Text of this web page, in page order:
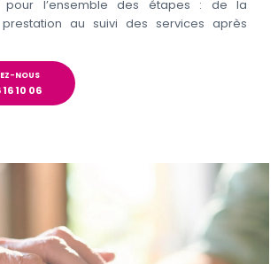
pour l’ensemble des étapes : de la
au suivi des services après
NOUS
10 06